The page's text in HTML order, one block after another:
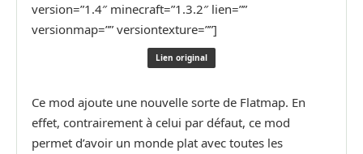
version=”1.4″ minecraft=”1.3.2″ lien=””
versionmap=”” versiontexture=””]
Lien original
Ce mod ajoute une nouvelle sorte de Flatmap. En
effet, contrairement à celui par défaut, ce mod
permet d’avoir un monde plat avec toutes les